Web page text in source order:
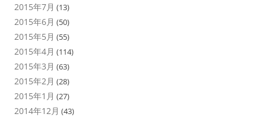
2015年7月 (13)
2015年6月 (50)
2015年5月 (55)
2015年4月 (114)
2015年3月 (63)
2015年2月 (28)
2015年1月 (27)
2014年12月 (43)